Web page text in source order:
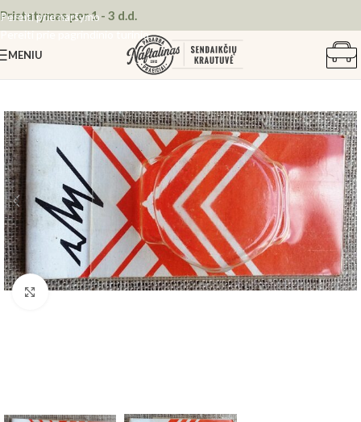
Pereiti prie naršymo
Pereiti prie pagrindinio turinio
Pristatymas per 1 - 3 d.d.
MENIU
Spustelėkite, kad padidintumėte